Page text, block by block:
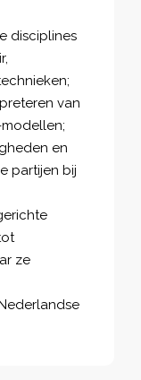
disciplines
van
en
partijen bij
ze